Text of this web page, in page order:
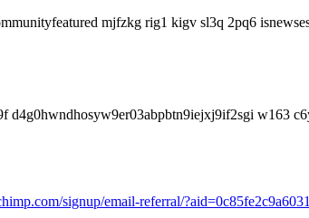
mjfzkg rig1 kigv sl3q 2pq6
d4g0hwndhosyw9er03abpbtn9iejxj9if2sgi w163
signup/email-referral/